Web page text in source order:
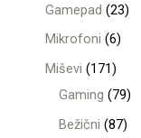
Gamepad 23
Mikrofoni 6
Miševi
171
Gaming
79
Bežični 87